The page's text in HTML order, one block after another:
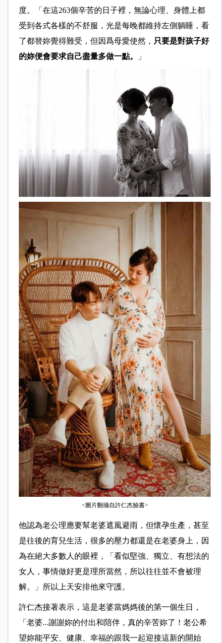
度。「在這263個辛苦的日子裡，無論心理、身體上都
受到各式各樣的不舒服，光是每晚都維持左側躺睡，看
了都替妳覺得難受，但因爲母愛使然， 只要是對孩子好
的妳便會要求自己盡量多做一點。
」
<圖片翻攝自許仁杰臉書>
他認為老公理應要幫老婆遮風避雨，但懷孕生產，甚至
是往後的育兒生活，很多的壓力都還是在老婆身上，因
為在絕大多數人的眼裡，「看似堅強、獨立、有想法的
女人，事情做好更是理所當然，所以往往並不會被理
解。」所以上天安排他來守護。
許仁杰接著表示，這是老婆當媽媽後的第一個生日，
「老婆...謝謝妳的付出和陪伴，真的辛苦妳了！老公希
望妳能平安、健康、幸福的跟我一起迎接這新的開始